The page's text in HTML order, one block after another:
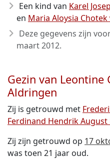
Een kind van Karel
en Maria Aloysia
Deze gegevens zijn
maart 2012.
Gezin van Leontine
Aldringen
Zij is getrouwd met
Ferdinand Hendrik
Zij zijn getrouwd op 17
was toen 21 jaar oud.